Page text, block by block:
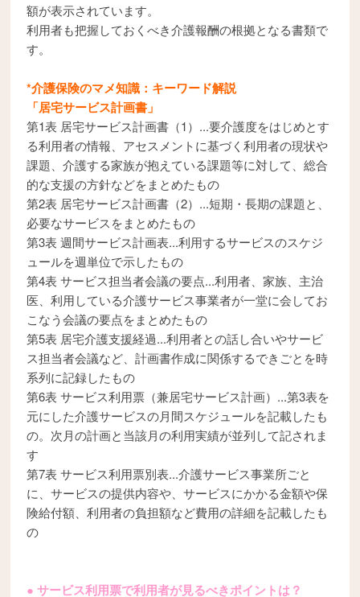
額が表示されています。
利用者も把握しておくべき介護報酬の根拠となる書類で
す。
*介護保険のマメ知識：キーワード解説
「居宅サービス計画書」
第1表 居宅サービス計画書（1）...要介護度をはじめとす
る利用者の情報、アセスメントに基づく利用者の現状や
課題、介護する家族が抱えている課題等に対して、総合
的な支援の方針などをまとめたもの
第2表 居宅サービス計画書（2）...短期・長期の課題と、
必要なサービスをまとめたもの
第3表 週間サービス計画表...利用するサービスのスケジ
ュールを週単位で示したもの
第4表 サービス担当者会議の要点...利用者、家族、主治
医、利用している介護サービス事業者が一堂に会してお
こなう会議の要点をまとめたもの
第5表 居宅介護支援経過...利用者との話し合いやサービ
ス担当者会議など、計画書作成に関係するできごとを時
系列に記録したもの
第6表 サービス利用票（兼居宅サービス計画）...第3表を
元にした介護サービスの月間スケジュールを記載したも
の。次月の計画と当該月の利用実績が並列して記されま
す
第7表 サービス利用票別表...介護サービス事業所ごと
に、サービスの提供内容や、サービスにかかる金額や保
険給付額、利用者の負担額など費用の詳細を記載したも
の
● サービス利用票で利用者が見るべきポイントは？